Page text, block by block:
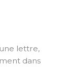
lettre,
dans